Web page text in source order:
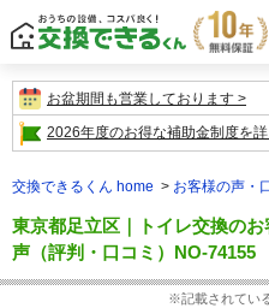
お盆期間も営業しております
2026年度のお得な補助金制度を詳
交換できるくん home お客様の声・
東京都足立区｜トイレ交換の
声（評判・口コミ）NO-74155
※記載されてい